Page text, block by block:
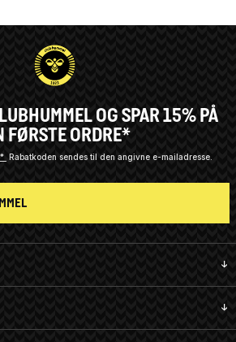
OG SPAR 15% PÅ
FØRSTE ORDRE*
Rabatkoden sendes til den angivne e-mailadresse.